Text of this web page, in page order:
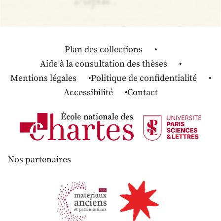
Plan des collections
Aide à la consultation des thèses
Mentions légales
Politique de confidentialité
Accessibilité
Contact
Nos partenaires